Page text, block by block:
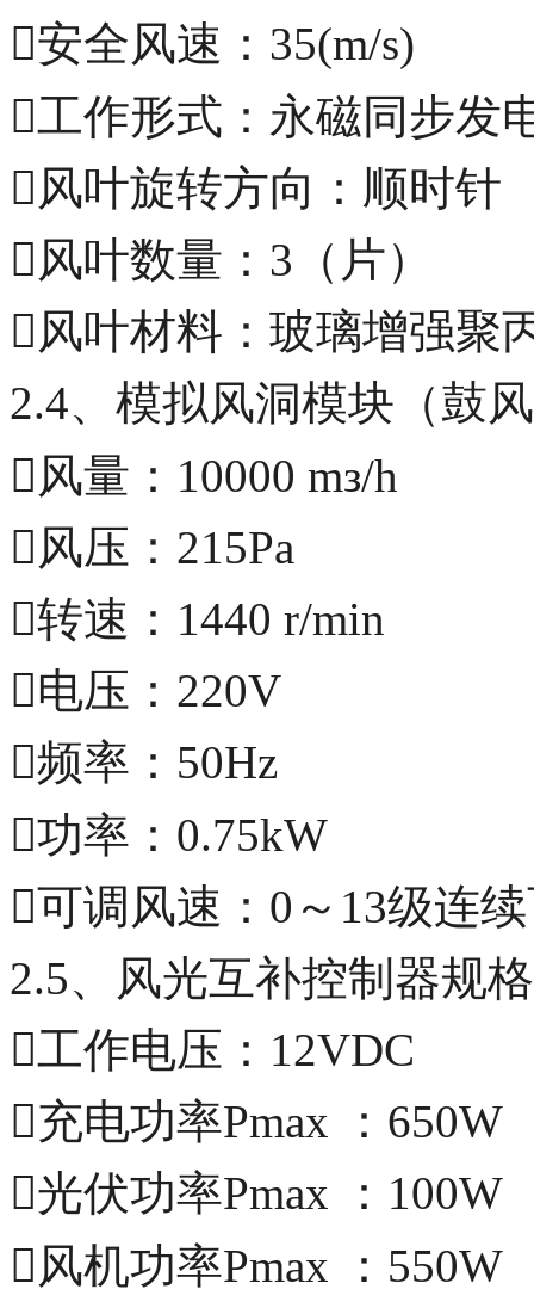
安全风速：35(m/s)
工作形式：永磁同步发
风叶旋转方向：顺时针
风叶数量：3（片）
风叶材料：玻璃增强聚
2.4、模拟风洞模块（鼓
风量：10000 mз/h
风压：215Pa
转速：1440 r/min
电压：220V
频率：50Hz
功率：0.75kW
可调风速：0～13级连
2.5、风光互补控制器规格
工作电压：12VDC
充电功率Pmax ：650W
光伏功率Pmax ：100W
风机功率Pmax ：550W